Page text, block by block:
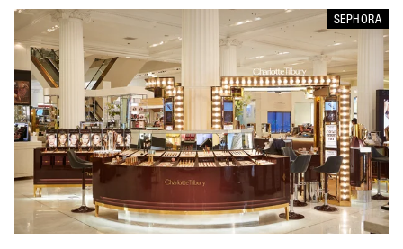
SEPHORA